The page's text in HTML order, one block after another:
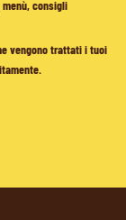
consigli
vengono trattati i tuoi